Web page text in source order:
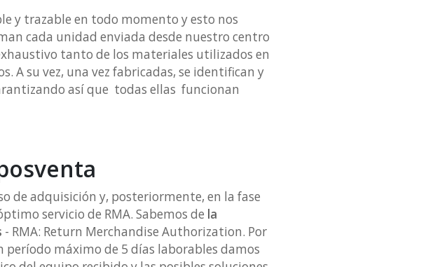
y trazable en todo momento y esto nos
cada unidad enviada desde nuestro centro
tanto de los materiales utilizados en
A su vez, una vez fabricadas, se identifican y
así que todas ellas funcionan
de adquisición y, posteriormente, en la fase
servicio de RMA. Sabemos de la
- RMA: Return Merchandise Authorization. Por
máximo de 5 días laborables damos